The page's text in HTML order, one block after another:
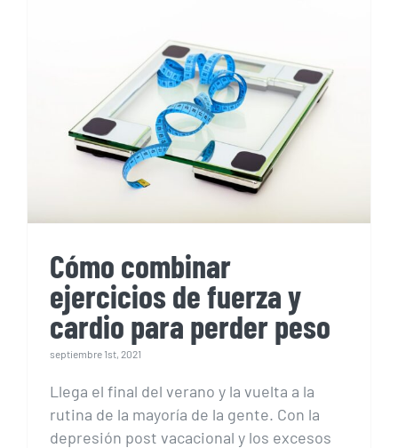
Cómo combinar ejercicios
de fuerza y cardio para
perder peso
Cómo combinar
ejercicios de fuerza y
cardio para perder peso
septiembre 1st, 2021
Llega el final del verano y la vuelta a la
rutina de la mayoría de la gente. Con la
depresión post vacacional y los excesos